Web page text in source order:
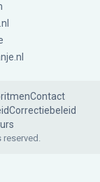
Contact
Correctiebeleid
reserved.